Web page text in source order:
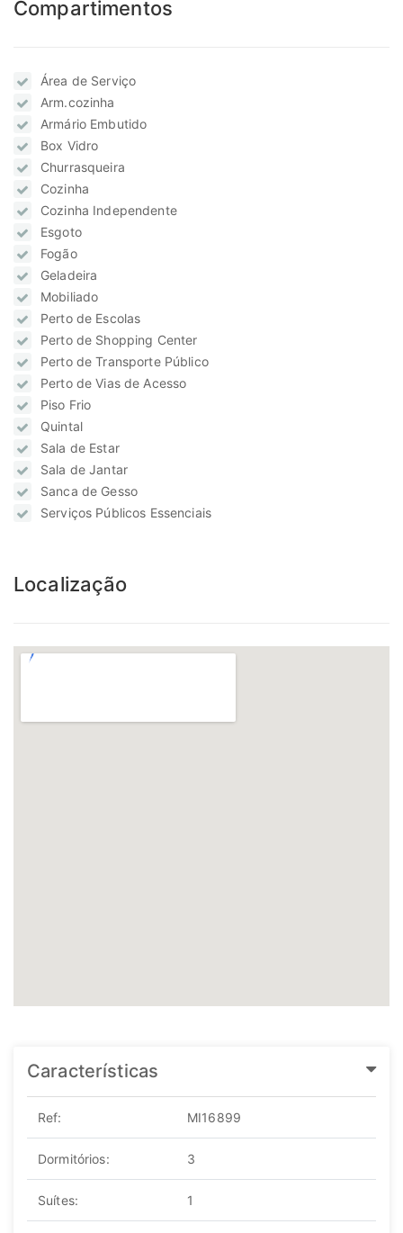
Compartimentos
Área de Serviço
Arm.cozinha
Armário Embutido
Box Vidro
Churrasqueira
Cozinha
Cozinha Independente
Esgoto
Fogão
Geladeira
Mobiliado
Perto de Escolas
Perto de Shopping Center
Perto de Transporte Público
Perto de Vias de Acesso
Piso Frio
Quintal
Sala de Estar
Sala de Jantar
Sanca de Gesso
Serviços Públicos Essenciais
Localização
Características
Ref: MI16899
Dormitórios: 3
Suítes: 1